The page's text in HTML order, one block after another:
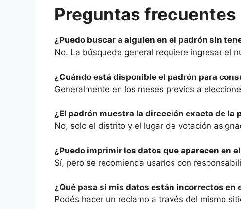
Preguntas frecuentes
¿Puedo buscar a alguien en el padrón sin
No. La búsqueda general requiere ingresar el
¿Cuándo está disponible el padrón para
Generalmente en los meses previos a
¿El padrón muestra la dirección exacta de la
No, solo el distrito y el lugar de votación
¿Puedo imprimir los datos que aparecen en
Sí, pero se recomienda usarlos con
¿Qué pasa si mis datos están incorrectos en
Podés hacer un reclamo a través del mismo